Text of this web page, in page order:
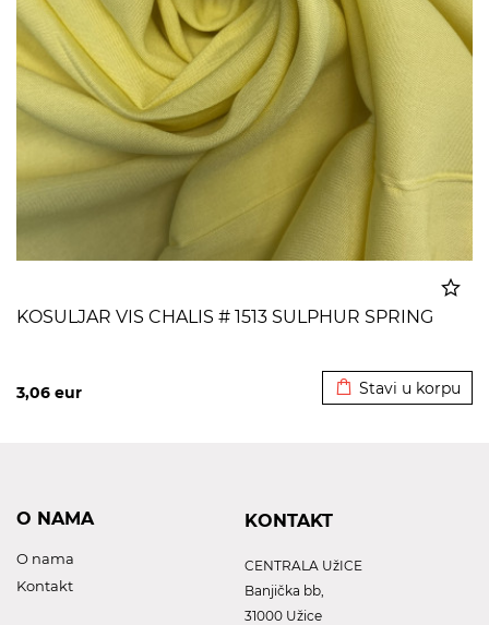
KOSULJAR VIS CHALIS # 1513 SULPHUR SPRING
3,06 eur Stavi u korpu
O NAMA
O nama
Kontakt
KONTAKT
CENTRALA UžICE
Banjička bb,
31000 Užice